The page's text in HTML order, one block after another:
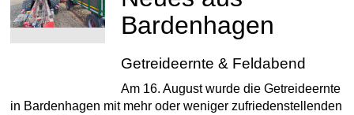
Bardenhagen
Getreideernte & Feldabend
Am 16. August wurde die Getreideernte
in Bardenhagen mit mehr oder weniger zufriedenstellenden